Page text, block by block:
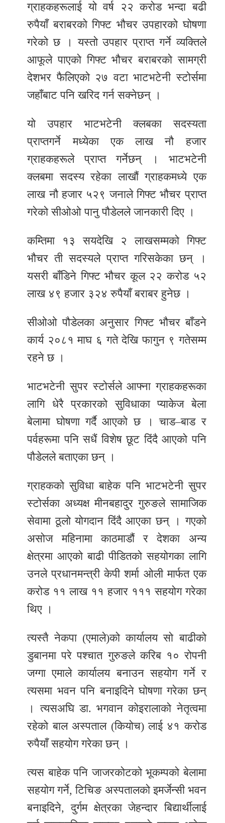
unicode
स्थानीय
English
ग्राहकहरूलाई यो वर्ष २२ करोड भन्दा बढी
रुपैयाँ बराबरको गिफ्ट भौचर उपहारको घोषणा
गरेको छ । यस्तो उपहार प्राप्त गर्ने व्यक्तिले
आफूले पाएको गिफ्ट भौचर बराबरको सामग्री
देशभर फैलिएको २७ वटा भाटभटेनी स्टोर्समा
जहाँबाट पनि खरिद गर्न सक्नेछन् ।
यो उपहार भाटभटेनी क्लबका सदस्यता
प्राप्तगर्ने मध्येका एक लाख नौ हजार
ग्राहकहरूले प्राप्त गर्नेछन् । भाटभटेनी
क्लबमा सदस्य रहेका लाखौं ग्राहकमध्ये एक
लाख नौ हजार ५२९ जनाले गिफ्ट भौचर प्राप्त
गरेको सीओओ पानु पौडेलले जानकारी दिए ।
कम्तिमा १३ सयदेखि २ लाखसम्मको गिफ्ट
भौचर ती सदस्यले प्राप्त गरिसकेका छन् ।
यसरी बाँडिने गिफ्ट भौचर कूल २२ करोड ५२
लाख ४९ हजार ३२४ रुपैयाँ बराबर हुनेछ ।
सीओओ पौडेलका अनुसार गिफ्ट भौचर बाँडने
कार्य २०८१ माघ ६ गते देखि फागुन ९ गतेसम्म
रहने छ ।
भाटभटेनी सुपर स्टोर्सले आफ्ना ग्राहकहरूका
लागि धेरै प्रकारको सुविधाका प्याकेज बेला
बेलामा घोषणा गर्दै आएको छ । चाड–बाड र
पर्वहरूमा पनि सधैं विशेष छूट दिंदै आएको पनि
पौडेलले बताएका छन् ।
ग्राहकको सुविधा बाहेक पनि भाटभटेनी सुपर
स्टोर्सका अध्यक्ष मीनबहादुर गुरुङले सामाजिक
सेवामा ठूलो योगदान दिंदै आएका छन् । गएको
असोज महिनामा काठमाडौं र देशका अन्य
क्षेत्रमा आएको बाढी पीडितको सहयोगका लागि
उनले प्रधानमन्त्री केपी शर्मा ओली मार्फत एक
करोड ११ लाख ११ हजार १११ सहयोग गरेका
थिए ।
त्यस्तै नेकपा (एमाले)को कार्यालय सो बाढीको
डुबानमा परे पश्चात गुरुङले करिब १० रोपनी
जग्गा एमाले कार्यालय बनाउन सहयोग गर्ने र
त्यसमा भवन पनि बनाइदिने घोषणा गरेका छन्
। त्यसअघि डा. भगवान कोइरालाको नेतृत्वमा
रहेको बाल अस्पताल (कियोच) लाई ४१ करोड
रुपैयाँ सहयोग गरेका छन् ।
त्यस बाहेक पनि जाजरकोटको भूकम्पको बेलामा
सहयोग गर्ने, टिचिङ अस्पतालको इमर्जेन्सी भवन
बनाइदिने, दुर्गम क्षेत्रका जेहन्दार बिद्यार्थीलाई